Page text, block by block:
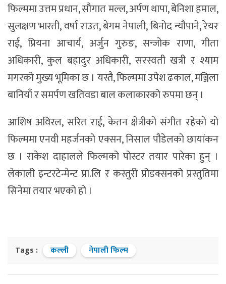
फिल्ममा उत्तम प्रधान, सौगात मल्ल, अर्पण थापा, बेनिशा हमाल,
सुलक्षण भारती, वर्षा राउत, बेगम नेपाली, बिनोद न्यौपाने, रेयर
राई, प्रियना आचार्य, अर्जुन गुरुङ, सन्जोक राणा, गीता
अधिकारी, कुल बहादुर अधिकारी, सरस्वती खत्री र श्याम
मगरको मुख्य भूमिका छ । यस्तै, फिल्ममा उपेश ढकाल, मञ्जिला
बानियाँ र समर्पण खतिवडा बाल कलाकारको रुपमा छन् ।
आशिष अविरल, सरित राई, केतन क्षेत्रीको संगीत रहेको यो
फिल्ममा एनवी महर्जनको एक्सन, निसाल पौडेलको छायांकन
छ । राकेश दाहालले फिल्मको पोस्टर तयार पारेका हुन् ।
लेकाली इन्टरटेन्मेन्ट प्रा.लि र कस्तुरी प्रोडक्सनको प्रस्तुतिमा
सिनेमा तयार भएको हो ।
Tags : कल्ली नेपाली फिल्म